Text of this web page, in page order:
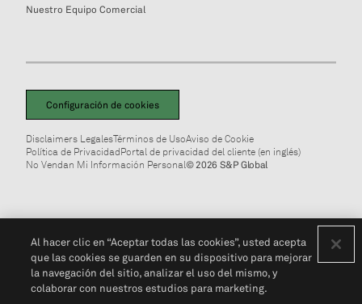
Nuestro Equipo Comercial
Configuración de cookies
Disclaimers LegalesTérminos de UsoAviso de Cookie
Política de PrivacidadPortal de privacidad del cliente (en inglés)
No Vendan Mi Información Personal© 2026 S&P Global
Al hacer clic en “Aceptar todas las cookies”, usted acepta
que las cookies se guarden en su dispositivo para mejorar
la navegación del sitio, analizar el uso del mismo, y
colaborar con nuestros estudios para marketing.